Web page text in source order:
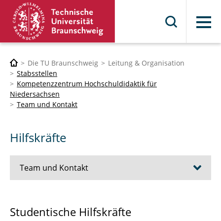
Menü
Die TU Braunschweig
Leitung & Organisation
Stabsstellen
Kompetenzzentrum Hochschuldidaktik für
Niedersachsen
Team und Kontakt
Hilfskräfte
Team und Kontakt
Studentische Hilfskräfte